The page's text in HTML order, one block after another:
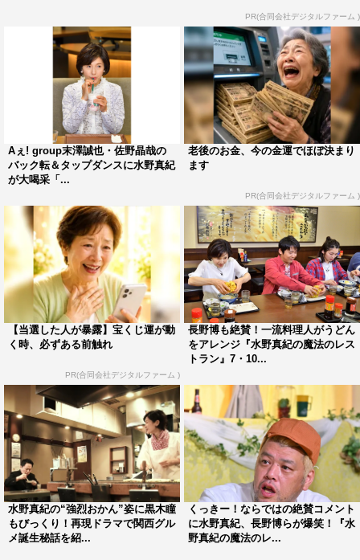
PR(合同会社デジタルファーム )
Aぇ! group末澤誠也・佐野晶哉の
バック転＆タップダンスに水野真紀
が大喝采「...
老後のお金、今の金運でほぼ決まり
ます
PR(合同会社デジタルファーム )
【当選した人が暴露】宝くじ運が動
く時、必ずある前触れ
PR(合同会社デジタルファーム )
長野博も絶賛！一流料理人がうどん
をアレンジ『水野真紀の魔法のレス
トラン』7・10...
水野真紀の“強烈おかん”姿に黒木瞳
もびっくり！再現ドラマで関西グル
メ誕生秘話を紹...
くっきー！ならではの絶賛コメント
に水野真紀、長野博らが爆笑！『水
野真紀の魔法のレ...